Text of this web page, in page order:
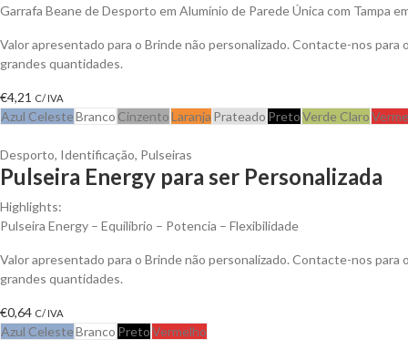
Garrafa Beane de Desporto em Alumínio de Parede Única com Tampa
Valor apresentado para o Brinde não personalizado. Contacte-nos
grandes quantidades.
€4,21 C/ IVA
Azul CelesteBranco CinzentoLaranja Prateado PretoVerde Claro
Desporto, Identificação, Pulseiras
Pulseira Energy para ser Personalizada
Highlights:
Pulseira Energy – Equilíbrio – Potencia – Flexibilidade
Valor apresentado para o Brinde não personalizado. Contacte-nos
grandes quantidades.
€0,64 C/ IVA
Azul CelesteBranco PretoVermelho